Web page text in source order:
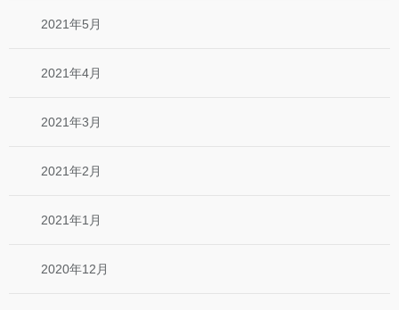
2021年5月
2021年4月
2021年3月
2021年2月
2021年1月
2020年12月